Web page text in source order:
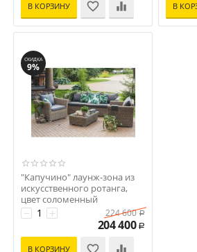
В КОРЗИНУ В
СКИДКА
9%
"Капучино" лаунж-зона из
искусственного ротанга,
цвет соломенный
Код: 00-00000045
+
− 224 600 Р
204 400 Р
В КОРЗИНУ